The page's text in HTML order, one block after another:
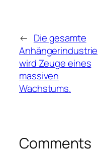
← Die gesamte
Anhängerindustrie
wird Zeuge eines
massiven
Wachstums.
Comments